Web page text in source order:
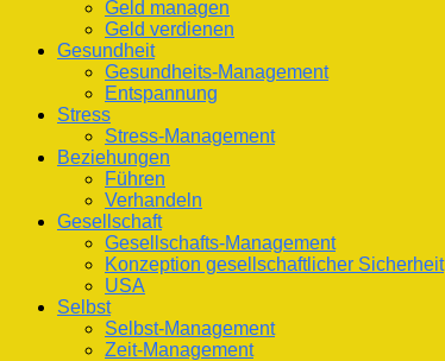
Geld managen
Geld verdienen
Gesundheit
Gesundheits-Management
Entspannung
Stress
Stress-Management
Beziehungen
Führen
Verhandeln
Gesellschaft
Gesellschafts-Management
Konzeption gesellschaftlicher Sicherheit
USA
Selbst
Selbst-Management
Zeit-Management